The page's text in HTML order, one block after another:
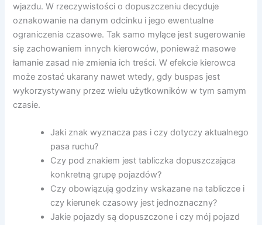
wjazdu. W rzeczywistości o dopuszczeniu decyduje
oznakowanie na danym odcinku i jego ewentualne
ograniczenia czasowe. Tak samo mylące jest sugerowanie
się zachowaniem innych kierowców, ponieważ masowe
łamanie zasad nie zmienia ich treści. W efekcie kierowca
może zostać ukarany nawet wtedy, gdy buspas jest
wykorzystywany przez wielu użytkowników w tym samym
czasie.
Jaki znak wyznacza pas i czy dotyczy aktualnego
pasa ruchu?
Czy pod znakiem jest tabliczka dopuszczająca
konkretną grupę pojazdów?
Czy obowiązują godziny wskazane na tabliczce i
czy kierunek czasowy jest jednoznaczny?
Jakie pojazdy są dopuszczone i czy mój pojazd